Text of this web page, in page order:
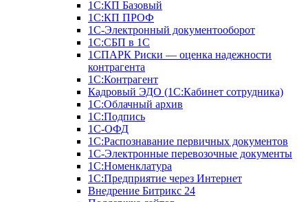
1С:КП Базовый
1С:КП ПРОФ
1С-Электронный документооборот
1С:СБП в 1С
1СПАРК Риски — оценка надежности
контрагента
1С:Контрагент
Кадровый ЭДО (1С:Кабинет сотрудника)
1С:Облачный архив
1С:Подпись
1С-ОФД
1С:Распознавание первичных документов
1С-Электронные перевозочные документы
1С:Номенклатура
1С:Предприятие через Интернет
Внедрение Битрикс 24